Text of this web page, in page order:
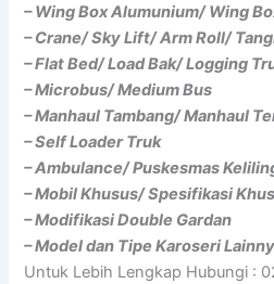
– Wing Box Alumunium/ Wing
– Crane/ Sky Lift/ Arm Roll/
– Flat Bed/ Load Bak/ Logging
– Microbus/ Medium Bus
– Manhaul Tambang/ Manhaul
– Self Loader Truk
– Ambulance/ Puskesmas
– Mobil Khusus/ Spesifikasi
– Modifikasi Double Gardan
– Model dan Tipe Karoseri
Untuk Lebih Lengkap Hubungi :